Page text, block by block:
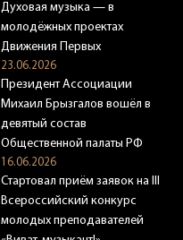
Духовая музыка — в
молодёжных проектах
Движения Первых
23.06.2026
Президент Ассоциации
Михаил Брызгалов вошёл в
девятый состав
Общественной палаты РФ
16.06.2026
Стартовал приём заявок на III
Всероссийский конкурс
молодых преподавателей